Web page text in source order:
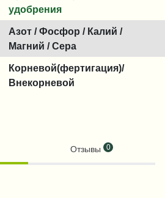
удобрения
Азот / Фосфор / Калий /
Магний / Сера
Корневой(фертигация)/
Внекорневой
Отзывы 0